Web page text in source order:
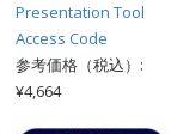
Presentation Tool
Access Code
参考価格（税込）:
¥4,664